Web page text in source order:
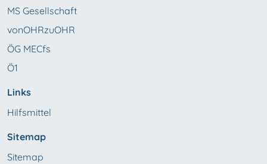
MS Gesellschaft
vonOHRzuOHR
ÖG MECfs
Ö1
Links
Hilfsmittel
Sitemap
Sitemap